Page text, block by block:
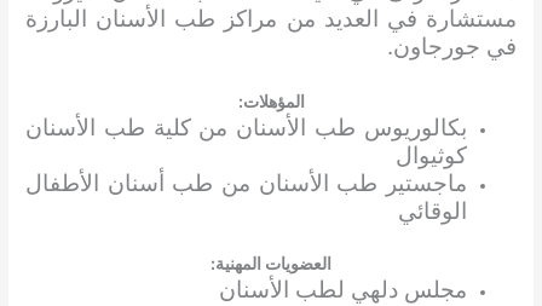
مستشارة في العديد من مراكز طب الأسنان البارزة
في جورجاون.
المؤهلات:
بكالوريوس طب الأسنان من كلية طب الأسنان
كوثيوال
ماجستير طب الأسنان من طب أسنان الأطفال
الوقائي
العضويات المهنية:
مجلس دلهي لطب الأسنان